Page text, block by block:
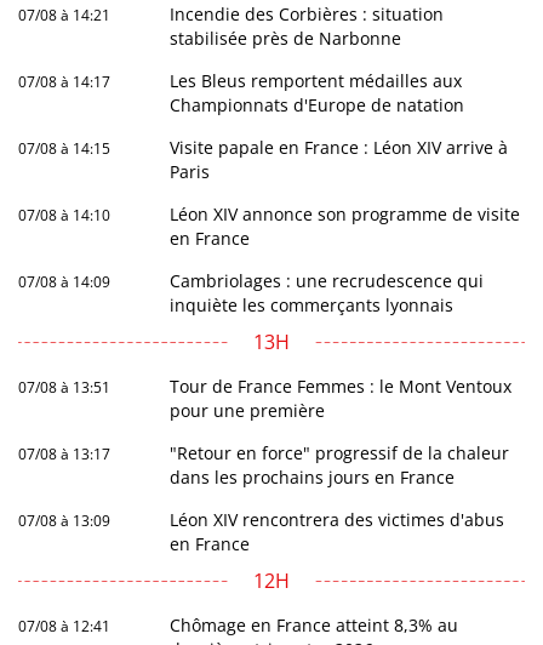
07/08 à 14:21
Incendie des Corbières : situation
stabilisée près de Narbonne
07/08 à 14:17
Les Bleus remportent médailles aux
Championnats d'Europe de natation
07/08 à 14:15
Visite papale en France : Léon XIV arrive à
Paris
07/08 à 14:10
Léon XIV annonce son programme de visite
en France
07/08 à 14:09
Cambriolages : une recrudescence qui
inquiète les commerçants lyonnais
13H
07/08 à 13:51
Tour de France Femmes : le Mont Ventoux
pour une première
07/08 à 13:17
"Retour en force" progressif de la chaleur
dans les prochains jours en France
07/08 à 13:09
Léon XIV rencontrera des victimes d'abus
en France
12H
07/08 à 12:41
Chômage en France atteint 8,3% au